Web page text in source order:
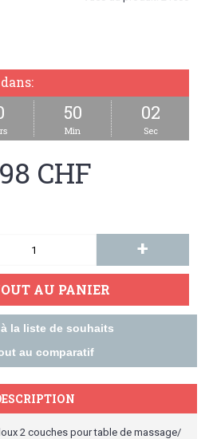
50
Min
02
Sec
CHF
+
AU PANIER
la liste de souhaits
au comparatif
2 couches pour table de massage/